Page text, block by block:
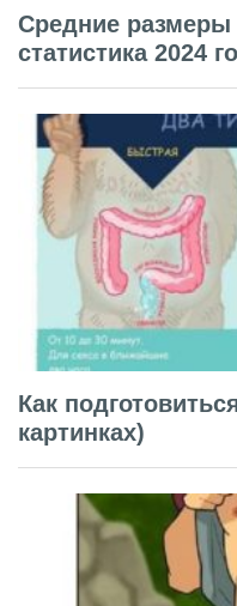
Средние размеры
статистика 2024
Как
картинках)